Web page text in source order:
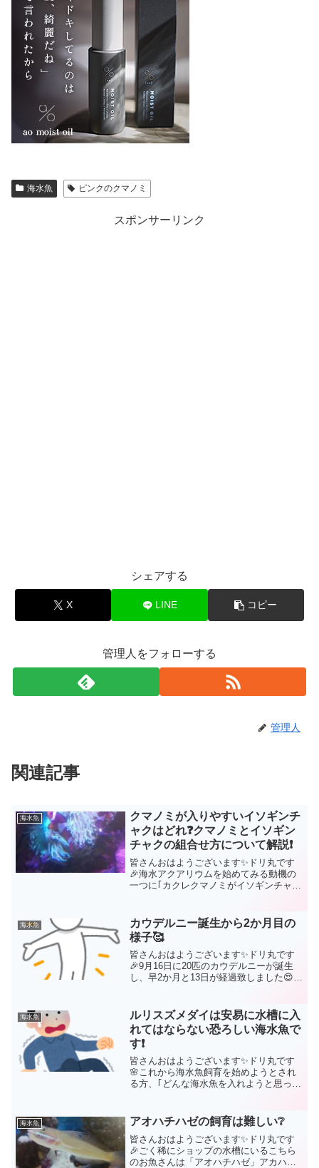
海水魚 ピンクのクマノミ
スポンサーリンク
シェアする
X LINE コピー
管理人をフォローする
管理人
関連記事
海水魚
クマノミが入りやすいイソギンチ
ャクはどれ❓クマノミとイソギン
チャクの組合せ方について解説❗
皆さんおはようございます✨ドリ丸です
🎉海水アクアリウムを始めてみる動機の
一つに｢カクレクマノミがイソギンチャク
あの姿は癒されますよ😍イソギンチャク
に身を委ねてモフモフ...
海水魚
カウデルニー誕生から2か月目の
様子🥰
皆さんおはようございます✨ドリ丸です
🎉9月16日に20匹のカウデルニーが誕生
し、早2か月と13日が経過致しました😍途
きたいと思います。カウデルニーに異
変！？産卵！？カウ...
海水魚
ルリスズメダイは安易に水槽に入
れてはならない恐ろしい海水魚で
す❗
皆さんおはようございます✨ドリ丸です
🌸これから海水魚飼育を始めようとされ
る方、｢どんな海水魚を入れようと思って
ぁ😍｣等々、海水魚は種類も豊富で色彩も
様々ですから、迷...
海水魚 アオハチハゼの飼育は難しい❔
皆さんおはようございます✨ドリ丸です
🎉ごく稀にショップの水槽にいるこちら
のお魚さんは「アオハチハゼ」アカハチ